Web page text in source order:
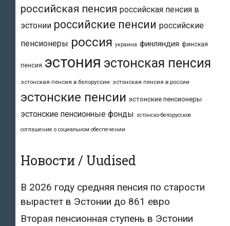
российская пенсия российская пенсия в
эстонии российские пенсии российские
пенсионеры россия украина финляндия финская
пенсия эстония эстонская пенсия
эстонская пенсия в белоруссии эстонская пенсия в россии
эстонские пенсии эстонские пенсионеры
эстонские пенсионные фонды эстонско-белорусское
соглашение о социальном обеспечении
Новости / Uudised
В 2026 году средняя пенсия по старости
вырастет в Эстонии до 861 евро
Вторая пенсионная ступень в Эстонии